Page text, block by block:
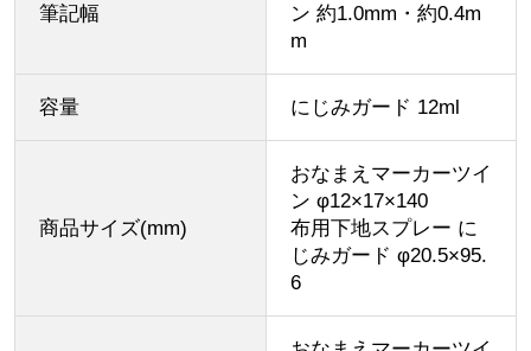
筆記幅
ン 約1.0mm・約0.4m
m
容量 にじみガード 12ml
商品サイズ(mm)
おなまえマーカーツイ
ン φ12×17×140
布用下地スプレー に
じみガード φ20.5×95.
6